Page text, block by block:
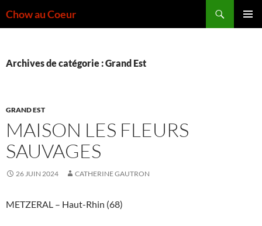
auChow au Coeur
Archives de catégorie : Grand Est
GRAND EST
MAISON LES FLEURS
SAUVAGES
26 JUIN 2024 CATHERINE GAUTRON
METZERAL – Haut-Rhin (68)